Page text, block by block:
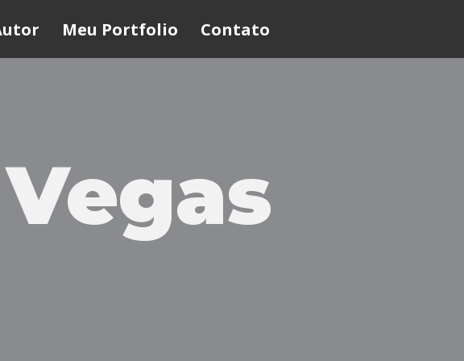
Meu Portfolio Contato